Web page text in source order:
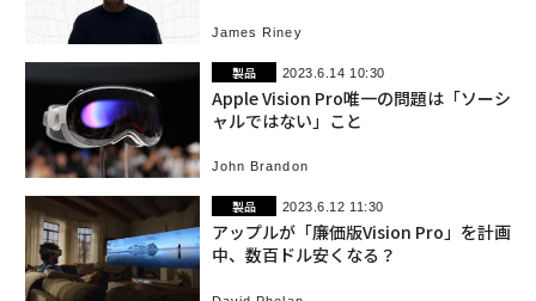
James Riney
製品 2023.6.14 10:30
Apple Vision Pro唯一の問題は「ソーシ
ャルではない」こと
John Brandon
製品 2023.6.12 11:30
アップルが「廉価版Vision Pro」を計画
中、数百ドル安くなる？